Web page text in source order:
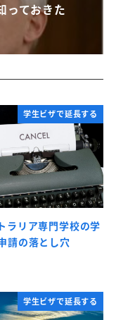
っておきた
学生ビザで延長する
ラリア専門学校の学
請の落とし穴
学生ビザで延長する